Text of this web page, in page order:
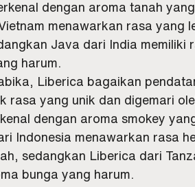
dengan aroma tanah
menawarkan rasa yang
Java dari India memiliki
harum.
Liberica bagaikan
rasa yang unik dan digemari
dengan aroma smokey
Indonesia menawarkan rasa
sedangkan Liberica dari
bunga yang harum.